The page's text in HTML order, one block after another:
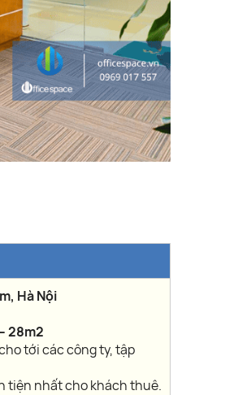
Hà Nội
28m2
tới các công ty, tập
tiện nhất cho khách thuê.